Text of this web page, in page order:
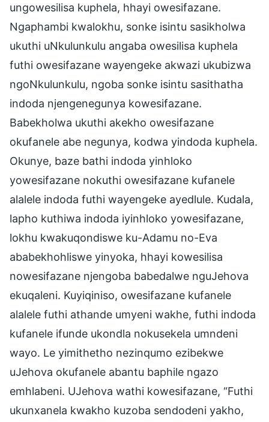
ungowesilisa kuphela, hhayi owesifazane.
Ngaphambi kwalokhu, sonke isintu sasikholwa
ukuthi uNkulunkulu angaba owesilisa kuphela
futhi owesifazane wayengeke akwazi ukubizwa
ngoNkulunkulu, ngoba sonke isintu sasithatha
indoda njengenegunya kowesifazane.
Babekholwa ukuthi akekho owesifazane
okufanele abe negunya, kodwa yindoda kuphela.
Okunye, baze bathi indoda yinhloko
yowesifazane nokuthi owesifazane kufanele
alalele indoda futhi wayengeke ayedlule. Kudala,
lapho kuthiwa indoda iyinhloko yowesifazane,
lokhu kwakuqondiswe ku-Adamu no-Eva
ababekhohliswe yinyoka, hhayi kowesilisa
nowesifazane njengoba babedalwe nguJehova
ekuqaleni. Kuyiqiniso, owesifazane kufanele
alalele futhi athande umyeni wakhe, futhi indoda
kufanele ifunde ukondla nokusekela umndeni
wayo. Le yimithetho nezinqumo ezibekwe
uJehova okufanele abantu baphile ngazo
emhlabeni. UJehova wathi kowesifazane, “Futhi
ukunxanela kwakho kuzoba sendodeni yakho,